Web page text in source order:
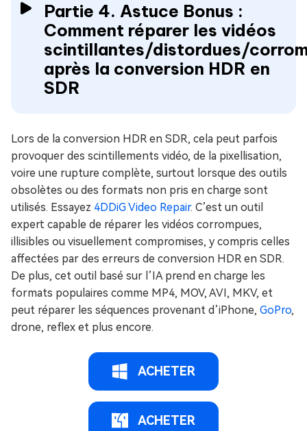
Partie 4. Astuce Bonus :
Comment réparer les vidéos
scintillantes/distordues/
après la conversion HDR en
SDR
Lors de la conversion HDR en SDR, cela peut parfois
provoquer des scintillements vidéo, de la pixellisation,
voire une rupture complète, surtout lorsque des outils
obsolètes ou des formats non pris en charge sont
utilisés. Essayez 4DDiG Video Repair. C’est un outil
expert capable de réparer les vidéos corrompues,
illisibles ou visuellement compromises, y compris celles
affectées par des erreurs de conversion HDR en SDR.
De plus, cet outil basé sur l’IA prend en charge les
formats populaires comme MP4, MOV, AVI, MKV, et
peut réparer les séquences provenant d’iPhone, GoPro,
drone, reflex et plus encore.
ACHETER
ACHETER